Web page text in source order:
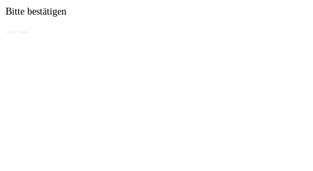
Bitte bestätigen